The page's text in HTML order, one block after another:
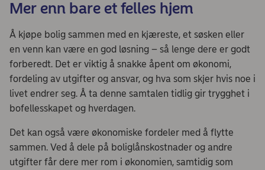
Mer enn bare et felles hjem
Å kjøpe bolig sammen med en kjæreste, et søsken eller
en venn kan være en god løsning – så lenge dere er godt
forberedt. Det er viktig å snakke åpent om økonomi,
fordeling av utgifter og ansvar, og hva som skjer hvis noe i
livet endrer seg. Å ta denne samtalen tidlig gir trygghet i
bofellesskapet og hverdagen.
Det kan også være økonomiske fordeler med å flytte
sammen. Ved å dele på boliglånskostnader og andre
utgifter får dere mer rom i økonomien, samtidig som